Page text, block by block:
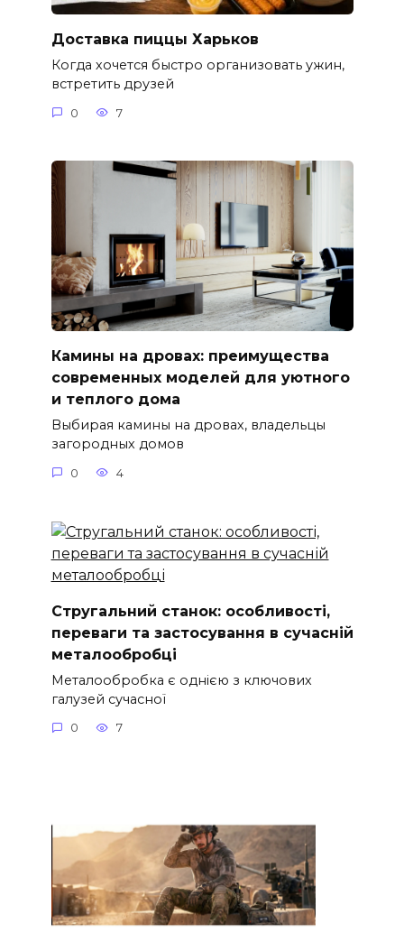
Доставка пиццы Харьков
Когда хочется быстро организовать ужин,
встретить друзей
0 7
Камины на дровах: преимущества
современных моделей для уютного
и теплого дома
Выбирая камины на дровах, владельцы
загородных домов
0 4
Стругальний станок: особливості,
переваги та застосування в сучасній
металообробці
Металообробка є однією з ключових
галузей сучасної
0 7